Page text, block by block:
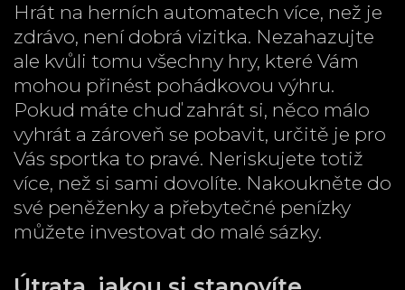
Hrát na herních automatech více, než je
zdrávo, není dobrá vizitka. Nezahazujte
ale kvůli tomu všechny hry, které Vám
mohou přinést pohádkovou výhru.
Pokud máte chuď zahrát si, něco málo
vyhrát a zároveň se pobavit, určitě je pro
Vás sportka to pravé. Neriskujete totiž
více, než si sami dovolíte. Nakoukněte do
své peněženky a přebytečné penízky
můžete investovat do malé sázky.